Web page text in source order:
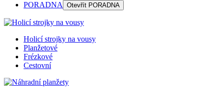
PORADNA Otevřít PORADNA
Holicí strojky na vousy
Planžetové
Frézkové
Cestovní